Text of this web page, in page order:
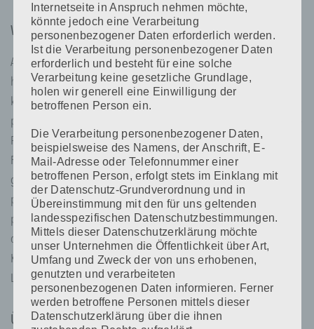
Was ist das Geheimnis dieses Erfolges?
Als wir damals das Potential von Permanent Make-up erkannt
haben, war uns schnell klar was zu tun ist – nicht weniger als eine
komplette Revolution des Marktes: Wir müssen ein eigenes, sehr
präzises und verlässliches Gerät entwickeln und wir benötigen Top
Pigmente mit geringem Allergiepotential, ausgezeichneter
Farbstabilität und perfekter, dosierbarer Deckkraft. Wenn uns das
gelingt, schaffen wir unser bestes Ergebnis: Wir können so fein
pigmentieren, dass unser Ergebnis perfekt, aber nicht wie
pigmentiert aussieht. Das ist der Grund unseres
durchschlagenden Erfolges. Sie können es bei uns lernen und Ihre
Kunden so begeistern wie es über 4.000 von uns ausgebildete
Linergisten weltweit täglich erreichen.
Über uns / das regionale Schulungszentrum vor Ort
Internetseite in Anspruch nehmen möchte,
könnte jedoch eine Verarbeitung
personenbezogener Daten erforderlich werden.
Ist die Verarbeitung personenbezogener Daten
erforderlich und besteht für eine solche
Verarbeitung keine gesetzliche Grundlage,
holen wir generell eine Einwilligung der
betroffenen Person ein.
Die Verarbeitung personenbezogener Daten,
beispielsweise des Namens, der Anschrift, E-
Mail-Adresse oder Telefonnummer einer
betroffenen Person, erfolgt stets im Einklang mit
der Datenschutz-Grundverordnung und in
Übereinstimmung mit den für uns geltenden
landesspezifischen Datenschutzbestimmungen.
Mittels dieser Datenschutzerklärung möchte
unser Unternehmen die Öffentlichkeit über Art,
Umfang und Zweck der von uns erhobenen,
genutzten und verarbeiteten
personenbezogenen Daten informieren. Ferner
werden betroffene Personen mittels dieser
Datenschutzerklärung über die ihnen